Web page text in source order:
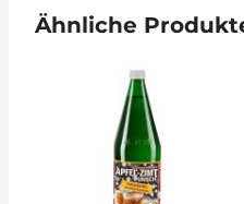
Ähnliche